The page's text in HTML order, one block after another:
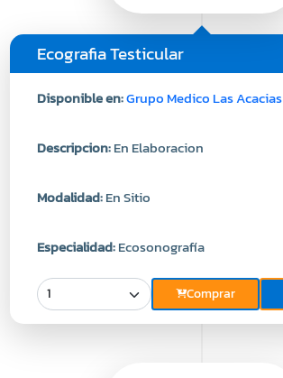
Ecografia Testicular
Disponible en:Grupo Medico Las Acacias
Descripcion:En Elaboracion
Modalidad:En Sitio
Especialidad:Ecosonografía
Comprar